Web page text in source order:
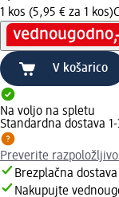
1 kos (5,95 € za 1 kos)
V košarico
Na voljo na spletu
Standardna dostava
Preverite
Brezplačna
Nakupujte